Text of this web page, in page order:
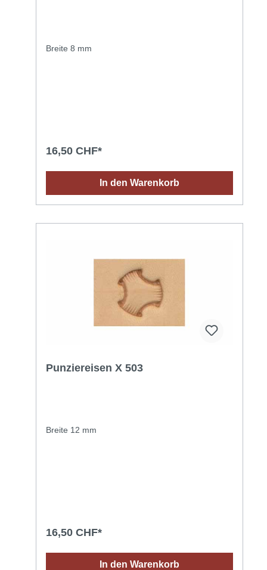
Breite 8 mm
16,50 CHF*
In den Warenkorb
Punziereisen X 503
Breite 12 mm
16,50 CHF*
In den Warenkorb